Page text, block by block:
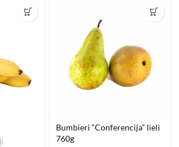
Bumbieri “Conferencija” lieli
760g